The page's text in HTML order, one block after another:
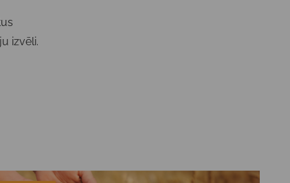
izvēli.